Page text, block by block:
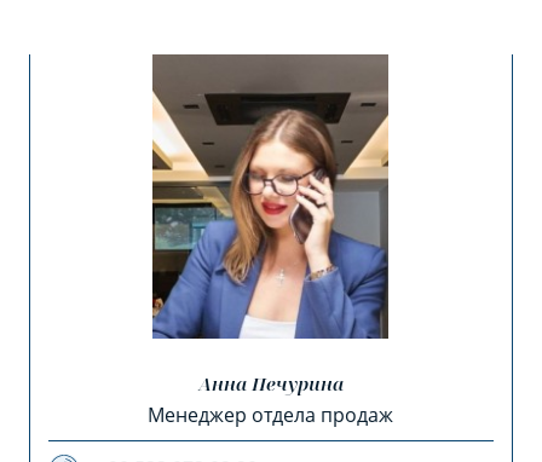
Анна Печурина
Менеджер отдела продаж